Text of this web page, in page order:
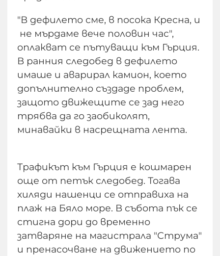
"В дефилето сме, в посока Кресна, и
не мърдаме вече половин час",
оплакват се пътуващи към Гърция.
В ранния следобед в дефилето
имаше и аварирал камион, което
допълнително създаде проблем,
защото движещите се зад него
трябва да го заобиколят,
минавайки в насрещната лента.
Трафикът към Гърция е кошмарен
още от петък следобед. Тогава
хиляди нашенци се отправиха на
плаж на Бяло море. В събота пък се
стигна дори до временно
затваряне на магистрала "Струма"
и пренасочване на движението по